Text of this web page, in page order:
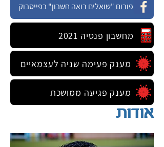
פורום "שואלים רואה חשבון" בפייסבוק
מחשבון פנסיה 2021
מענק פעימה שניה לעצמאיים
מענק פגיעה ממושכת
אודות